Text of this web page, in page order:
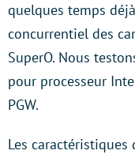
quelques temps
concurrentiel des
SuperO. Nous
pour processeur
PGW.
Les caractéristiques